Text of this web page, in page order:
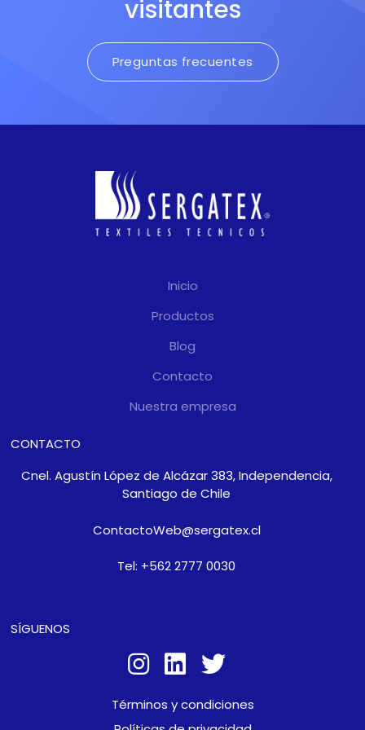
visitantes
Preguntas frecuentes
Inicio
Productos
Blog
Contacto
Nuestra empresa
CONTACTO
Cnel. Agustín López de Alcázar 383, Independencia,
Santiago de Chile
ContactoWeb@sergatex.cl
Tel: +562 2777 0030
SÍGUENOS
Términos y condiciones